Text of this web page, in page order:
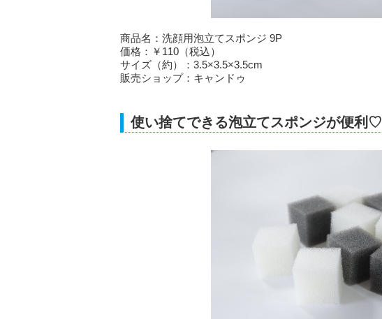
商品名：洗顔用泡立てスポンジ 9P
価格：￥110（税込）
サイズ（約）：3.5×3.5×3.5cm
販売ショップ：キャンドゥ
使い捨てできる泡立てスポンジが便利♡